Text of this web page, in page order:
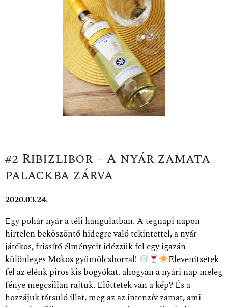
#2 Ribizlibor – A nyár zamata
palackba zárva
2020.03.24.
Egy pohár nyár a téli hangulatban. A tegnapi napon
hirtelen beköszöntő hidegre való tekintettel, a nyár
játékos, frissítő élményeit idézzük fel egy igazán
különleges Mokos gyümölcsborral!
Elevenítsétek
fel az élénk piros kis bogyókat, ahogyan a nyári nap meleg
fénye megcsillan rajtuk. Előttetek van a kép? És a
hozzájuk társuló illat, meg az az intenzív zamat, ami